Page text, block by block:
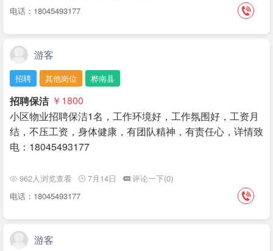
电话：18045493177
游客
招聘 其他岗位 桦南县
招聘保洁 ￥1800
小区物业招聘保洁1名，工作环境好，工作氛围好，工资月
结，不压工资，身体健康，有团队精神，有责任心，详情致
电：18045493177
962人浏览查看 7月14日
评论一下(0)
电话：18045493177
游客